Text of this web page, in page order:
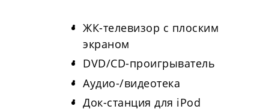
ЖК-телевизор с плоским
экраном
DVD/CD-проигрыватель
Аудио-/видеотека
Док-станция для iPod